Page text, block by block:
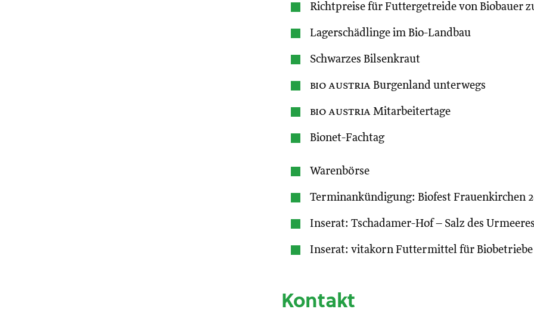
Richtpreise für Futtergetreide von Biobauer
Lagerschädlinge im Bio-Landbau
Schwarzes Bilsenkraut
bio austria Burgenland unterwegs
bio austria Mitarbeitertage
Bionet-Fachtag
Warenbörse
Terminankündigung: Biofest Frauenkirchen
Inserat: Tschadamer-Hof – Salz des Urmeeres
Inserat: vitakorn Futtermittel für Biobetriebe
Kontakt